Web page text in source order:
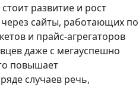
развитие и рост
сайты, работающих по
и прайс-агрегаторов
даже с мегауспешно
повышает
случаев речь,